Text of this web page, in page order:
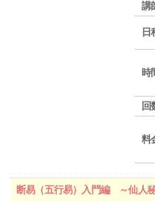
講
日
時
回
料
断易（五行易）入門編 ～仙人